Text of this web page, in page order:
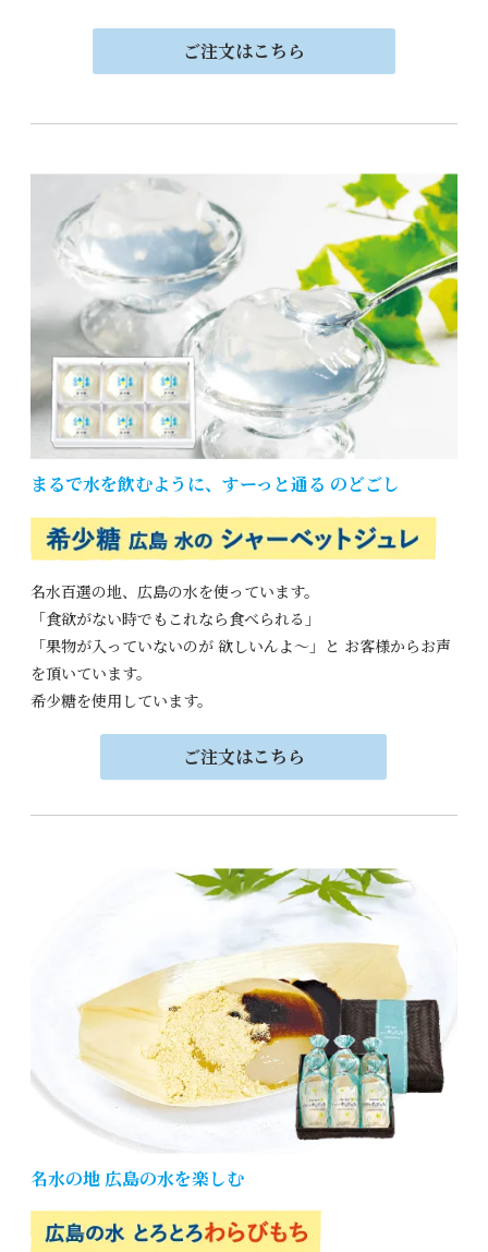
ご注文はこちら
まるで水を飲むように、すーっと通る のどごし
名水百選の地、広島の水を使っています。
「食欲がない時でもこれなら食べられる」
「果物が入っていないのが 欲しいんよ～」と お客様からお声
を頂いています。
希少糖を使用しています。
ご注文はこちら
名水の地 広島の水を楽しむ